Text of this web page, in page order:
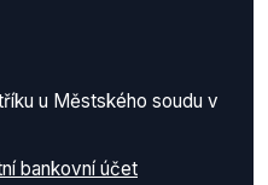
u Městského soudu v
bankovní účet